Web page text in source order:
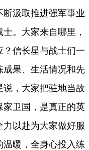
汲取推进强军事业
。大家来自哪里，
信长星与战士们一
果、生活情况和先
，大家把驻地当故
家卫国，是真正的英
以赴为大家做好服
暖，全身心投入练